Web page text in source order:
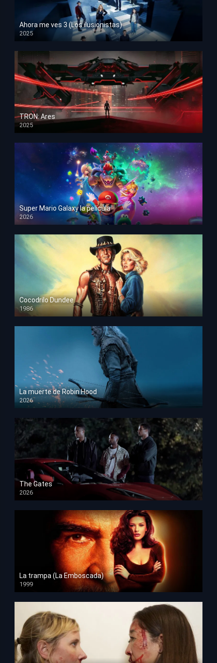
Ahora me ves 3 (Los ilusionistas)
2025
HD 1080p
TRON: Ares
2025
HD 1080p
Super Mario Galaxy la película
2026
HD 1080p
Cocodrilo Dundee
1986
HD 1080p
La muerte de Robin Hood
2026
HD 1080p
The Gates
2026
HD 1080p
La trampa (La Emboscada)
1999
HD 1080p